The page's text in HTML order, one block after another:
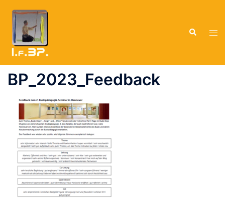
Inhalt
springen
Suche
BP_2023_Feedback